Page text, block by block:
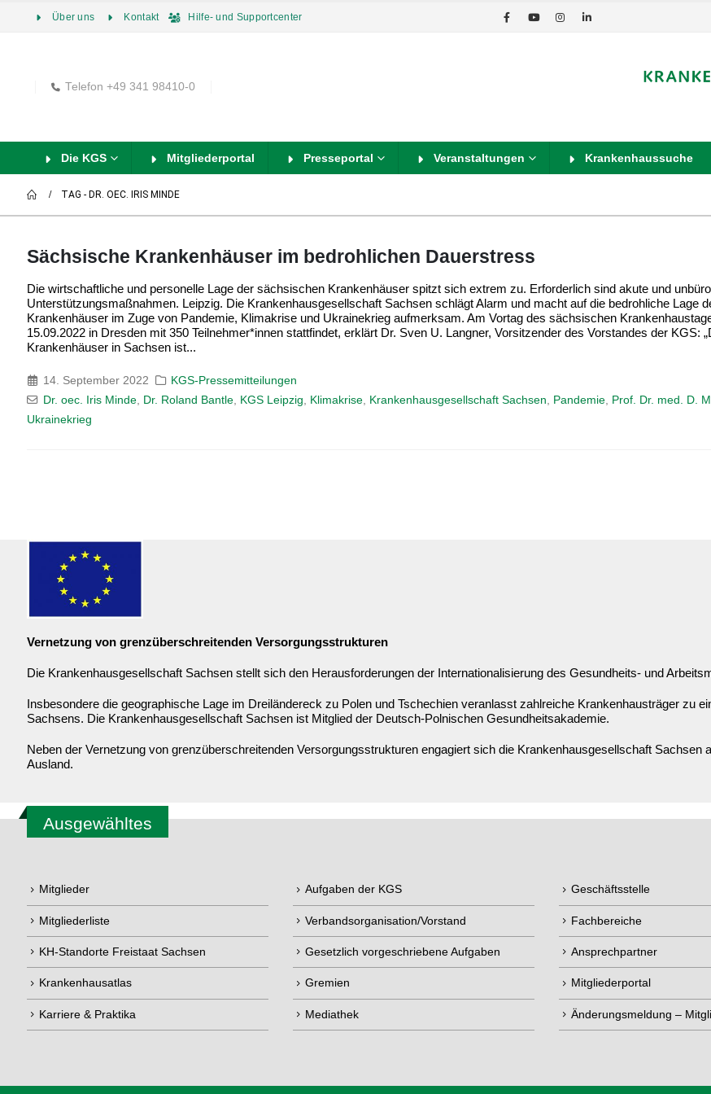
Über uns Kontakt Hilfe- und Supportcenter
Telefon +49 341 98410-0
Die KGS Mitgliederportal Presseportal Veranstaltungen Krankenhaussuche
TAG - DR. OEC. IRIS MINDE
Sächsische Krankenhäuser im bedrohlichen Dauerstress
Die wirtschaftliche und personelle Lage der sächsischen Krankenhäuser spitzt sich extrem zu. Erforderlich sind akute und
Unterstützungsmaßnahmen. Leipzig. Die Krankenhausgesellschaft Sachsen schlägt Alarm und macht auf die bedrohliche Lage
Krankenhäuser im Zuge von Pandemie, Klimakrise und Ukrainekrieg aufmerksam. Am Vortag des sächsischen
15.09.2022 in Dresden mit 350 Teilnehmer*innen stattfindet, erklärt Dr. Sven U. Langner, Vorsitzender des Vorstandes der KGS:
Krankenhäuser in Sachsen ist...
14. September 2022
KGS-Pressemitteilungen
Dr. oec. Iris Minde, Dr. Roland Bantle, KGS Leipzig, Klimakrise, Krankenhausgesellschaft Sachsen, Pandemie, Prof. Dr. med. D.
Ukrainekrieg
Vernetzung von grenzüberschreitenden Versorgungsstrukturen
Die Krankenhausgesellschaft Sachsen stellt sich den Herausforderungen der Internationalisierung des Gesundheits- und
Insbesondere die geographische Lage im Dreiländereck zu Polen und Tschechien veranlasst zahlreiche Krankenhausträger zu
Sachsens. Die Krankenhausgesellschaft Sachsen ist Mitglied der Deutsch-Polnischen Gesundheitsakademie.
Neben der Vernetzung von grenzüberschreitenden Versorgungsstrukturen engagiert sich die Krankenhausgesellschaft
Ausland.
Ausgewähltes
Mitglieder
Mitgliederliste
KH-Standorte Freistaat Sachsen
Krankenhausatlas
Karriere & Praktika
Aufgaben der KGS
Verbandsorganisation/Vorstand
Gesetzlich vorgeschriebene Aufgaben
Gremien
Mediathek
Geschäftsstelle
Fachbereiche
Ansprechpartner
Mitgliederportal
Änderungsmeldung –